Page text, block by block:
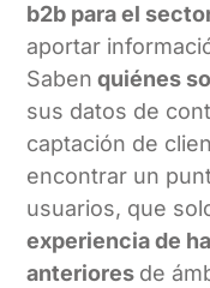
b2b para el
aportar
Saben quiénes
sus datos de
captación de
encontrar un
usuarios, que
experiencia de
anteriores de